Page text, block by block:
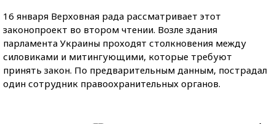
16 января Верховная рада рассматривает этот
законопроект во втором чтении. Возле здания
парламента Украины проходят столкновения между
силовиками и митингующими, которые требуют
принять закон. По предварительным данным, пострадал
один сотрудник правоохранительных органов.